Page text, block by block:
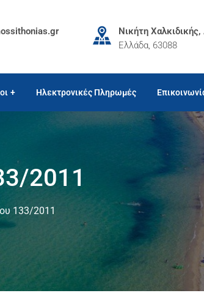
Νικήτη
Ελλάδα, 63088
Ηλεκτρονικές Πληρωμές
2011
133/2011